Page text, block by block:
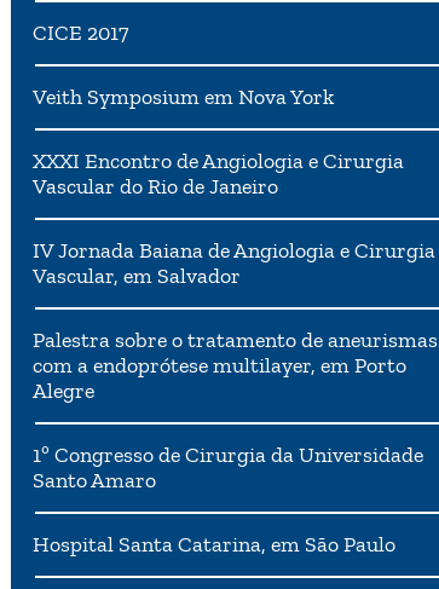
CICE 2017
Veith Symposium em Nova York
XXXI Encontro de Angiologia e Cirurgia
Vascular do Rio de Janeiro
IV Jornada Baiana de Angiologia e Cirurgia
Vascular, em Salvador
Palestra sobre o tratamento de aneurismas
com a endoprótese multilayer, em Porto
Alegre
1º Congresso de Cirurgia da Universidade
Santo Amaro
Hospital Santa Catarina, em São Paulo